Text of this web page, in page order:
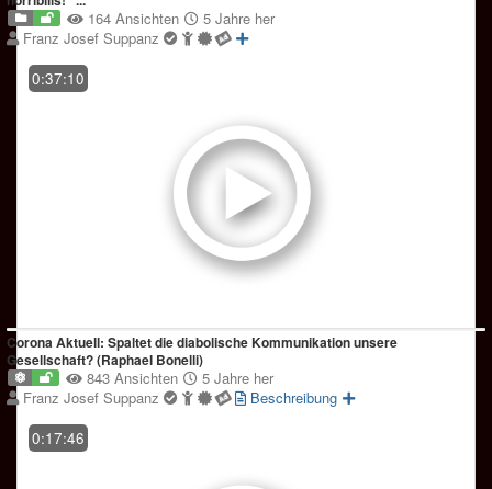
164 Ansichten
5 Jahre her
Franz Josef Suppanz
0:37:10
Corona Aktuell: Spaltet die diabolische Kommunikation unsere
Gesellschaft? (Raphael Bonelli)
843 Ansichten
5 Jahre her
Franz Josef Suppanz
Beschreibung
0:17:46